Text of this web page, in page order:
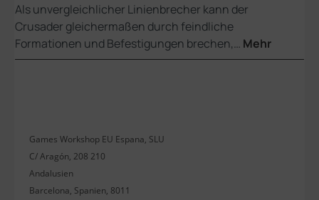
Als unvergleichlicher Linienbrecher kann der
Crusader gleichermaßen durch feindliche
Formationen und Befestigungen brechen,… Mehr
Games Workshop EU Espana, SLU
C/ Aragón, 208 210
Andalusien
Barcelona, Spanien, 8011